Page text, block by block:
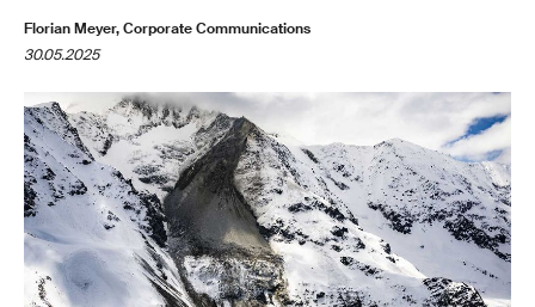
Florian Meyer, Corporate Communications
30.05.2025